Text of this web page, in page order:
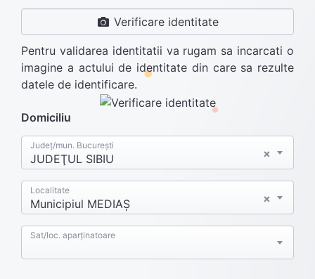
Verificare identitate
Pentru validarea identitatii va rugam sa incarcati o
imagine a actului de identitate din care sa rezulte
datele de identificare.
Domiciliu
×
JUDEŢUL SIBIU
Județ/mun. București
×
Municipiul MEDIAŞ
Localitate
Sat/loc. aparținatoare